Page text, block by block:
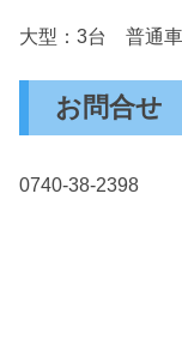
大型：3台 普通車
お問合せ
0740-38-2398